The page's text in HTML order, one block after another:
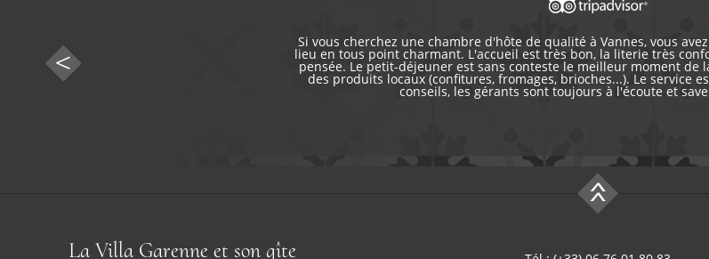
Si vous cherchez une chambre d'hôte de qualité à Vannes, vous
lieu en tous point charmant. L'accueil est très bon, la literie très
pensée. Le petit-déjeuner est sans conteste le meilleur moment de
des produits locaux (confitures, fromages, brioches...). Le service
conseils, les gérants sont toujours à l'écoute et
La Villa Garenne et son gîte